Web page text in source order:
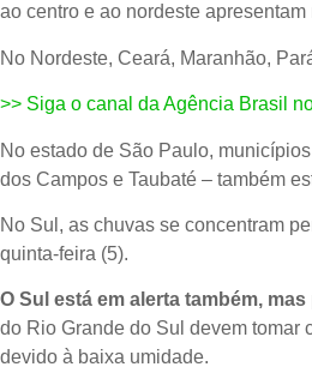
ao centro e ao nordeste
No Nordeste, Ceará, Maranhão,
>> Siga o canal da Agência Brasil
No estado de São Paulo,
dos Campos e Taubaté – também
No Sul, as chuvas se concentram
quinta-feira (5).
O Sul está em alerta também,
do Rio Grande do Sul devem tomar
devido à baixa umidade.